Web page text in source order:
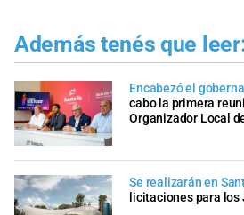
Además tenés que
Encabezó el
cabo la primera
Organizador Local
Se realizarán en
licitaciones para